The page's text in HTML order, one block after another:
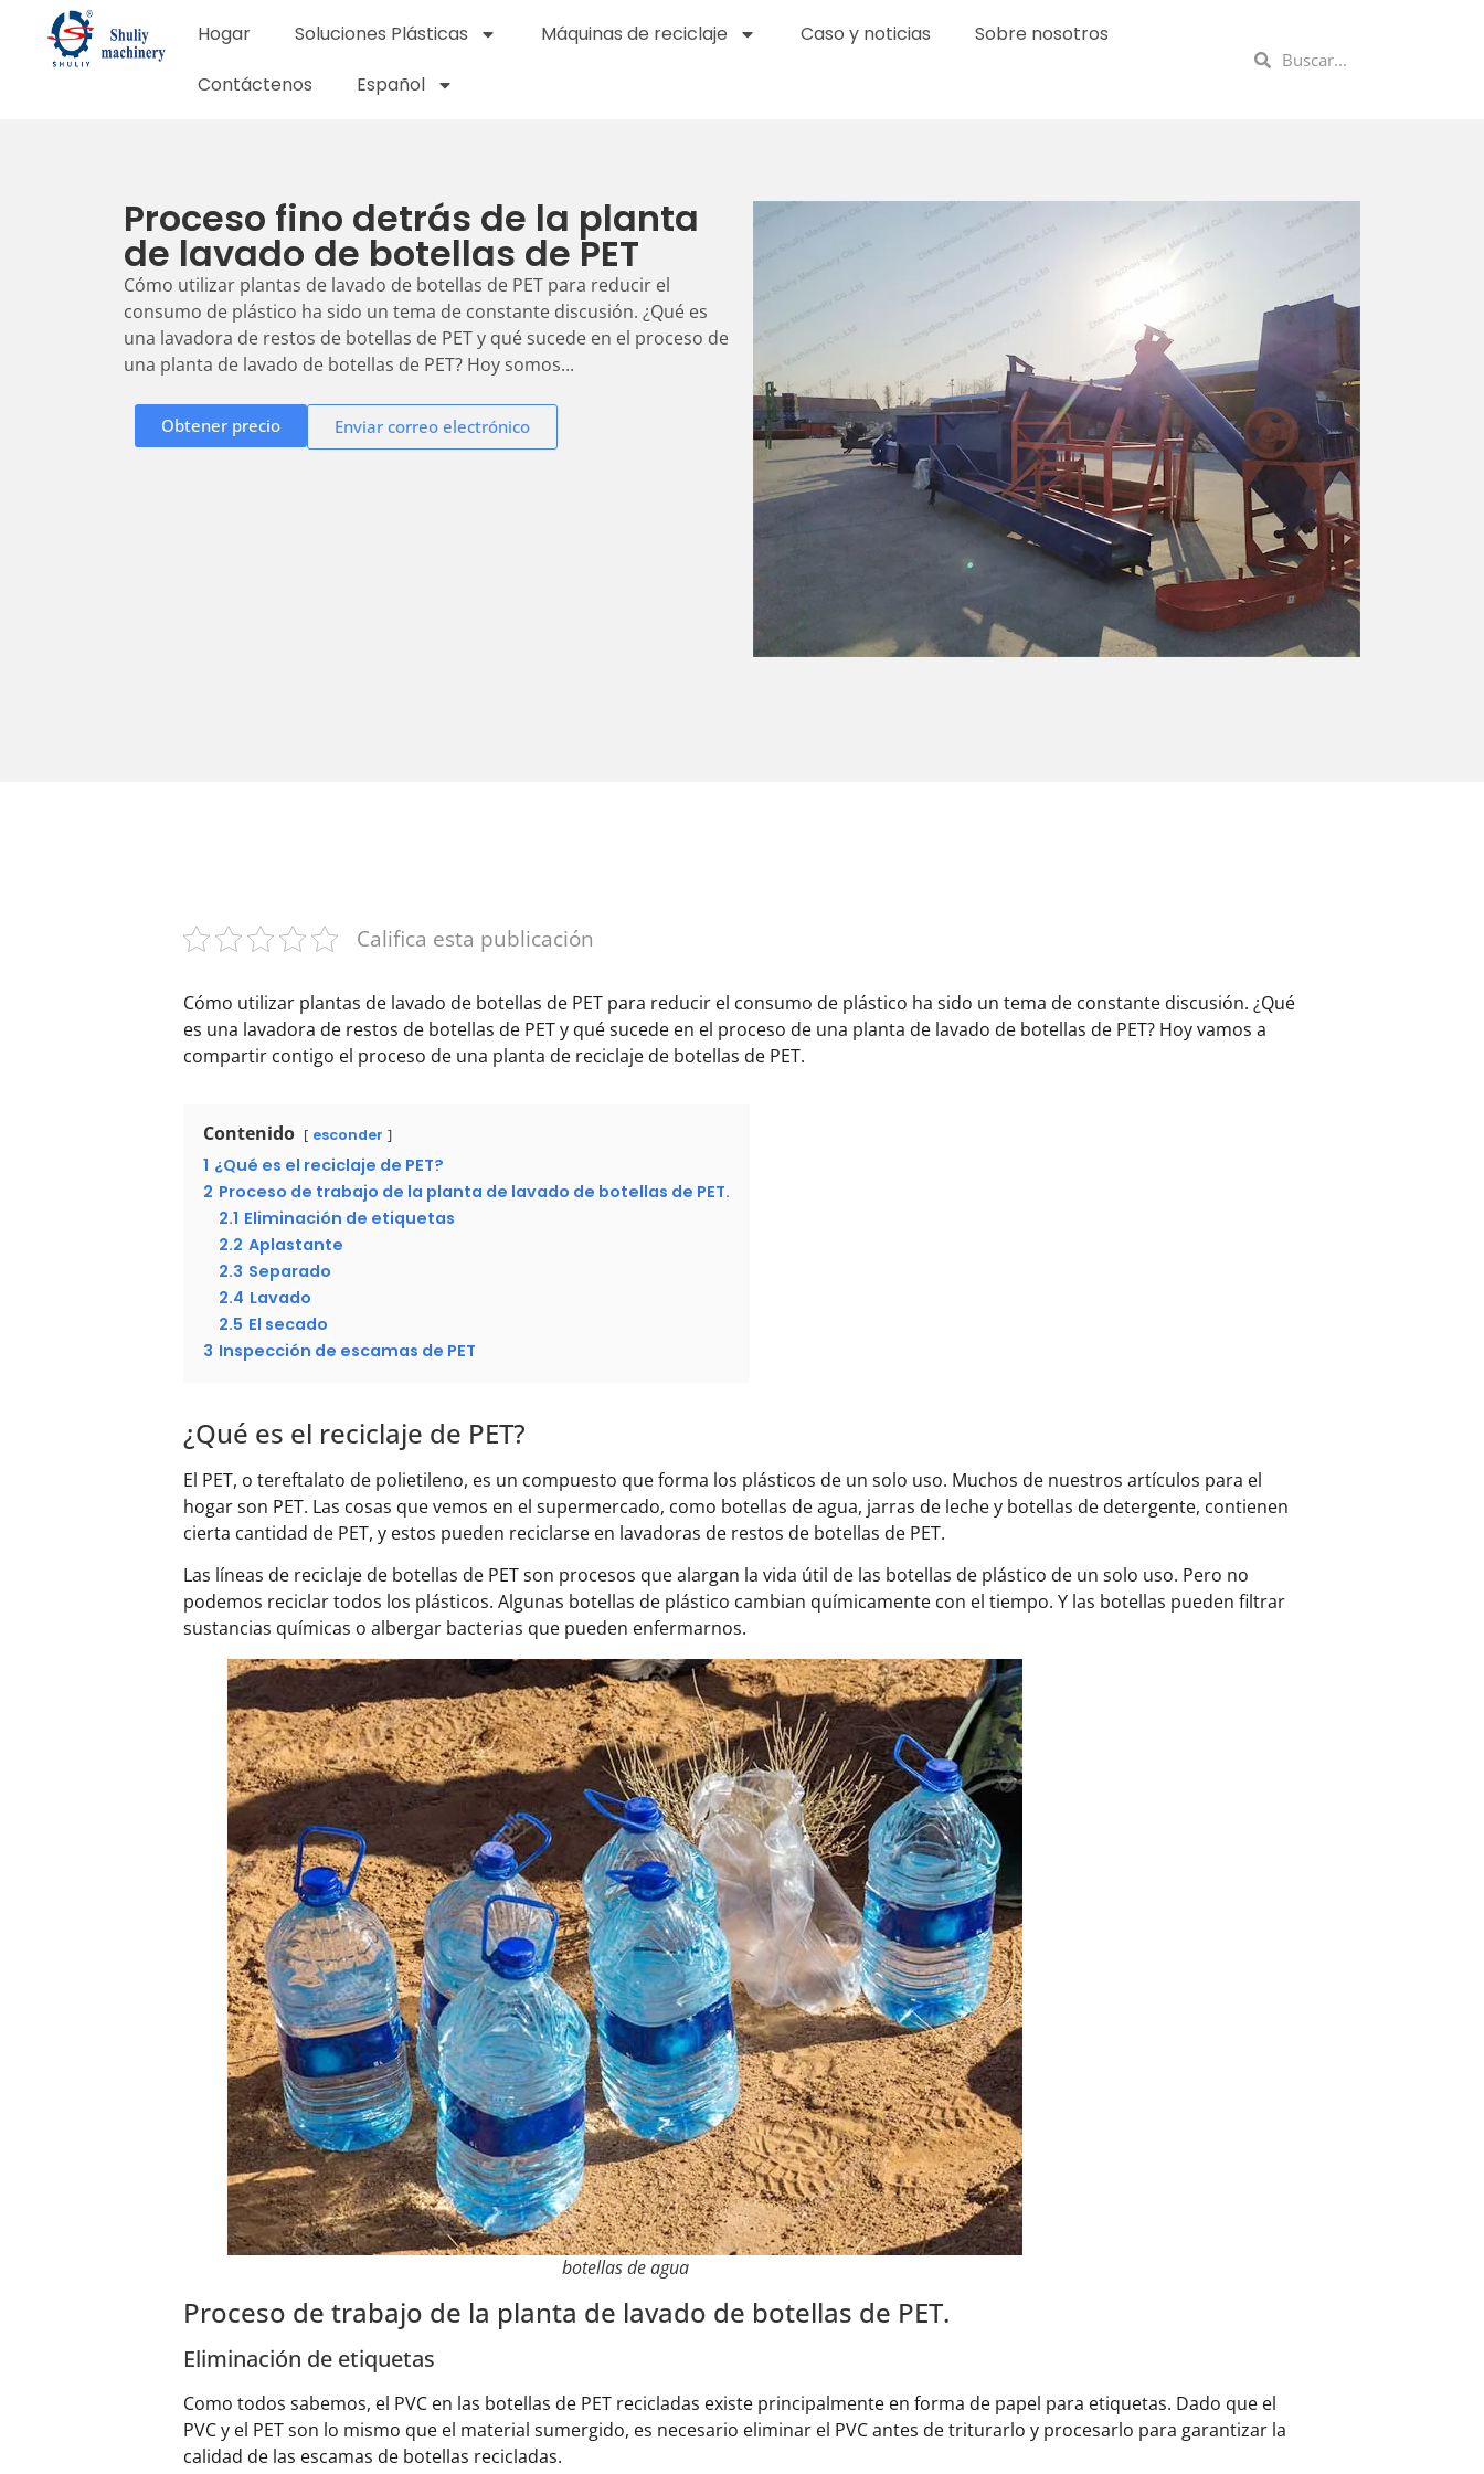
Hogar Soluciones Plásticas Máquinas de reciclaje Caso y noticias
Sobre nosotros
Contáctenos
Español
Proceso fino detrás de la planta
de lavado de botellas de PET
Cómo utilizar plantas de lavado de botellas de PET para reducir el
consumo de plástico ha sido un tema de constante discusión. ¿Qué es
una lavadora de restos de botellas de PET y qué sucede en el proceso de
una planta de lavado de botellas de PET? Hoy somos...
Obtener precio Enviar correo electrónico
Califica esta publicación
Cómo utilizar plantas de lavado de botellas de PET para reducir el consumo de plástico ha sido un tema de constante discusión. ¿Qué
es una lavadora de restos de botellas de PET y qué sucede en el proceso de una planta de lavado de botellas de PET? Hoy vamos a
compartir contigo el proceso de una planta de reciclaje de botellas de PET.
Contenido esconder
1 ¿Qué es el reciclaje de PET?
2 Proceso de trabajo de la planta de lavado de botellas de PET.
2.1 Eliminación de etiquetas
2.2 Aplastante
2.3 Separado
2.4 Lavado
2.5 El secado
3 Inspección de escamas de PET
¿Qué es el reciclaje de PET?
El PET, o tereftalato de polietileno, es un compuesto que forma los plásticos de un solo uso. Muchos de nuestros artículos para el
hogar son PET. Las cosas que vemos en el supermercado, como botellas de agua, jarras de leche y botellas de detergente, contienen
cierta cantidad de PET, y estos pueden reciclarse en lavadoras de restos de botellas de PET.
Las líneas de reciclaje de botellas de PET son procesos que alargan la vida útil de las botellas de plástico de un solo uso. Pero no
podemos reciclar todos los plásticos. Algunas botellas de plástico cambian químicamente con el tiempo. Y las botellas pueden filtrar
sustancias químicas o albergar bacterias que pueden enfermarnos.
botellas de agua
Proceso de trabajo de la planta de lavado de botellas de PET.
Eliminación de etiquetas
Como todos sabemos, el PVC en las botellas de PET recicladas existe principalmente en forma de papel para etiquetas. Dado que el
PVC y el PET son lo mismo que el material sumergido, es necesario eliminar el PVC antes de triturarlo y procesarlo para garantizar la
calidad de las escamas de botellas recicladas.